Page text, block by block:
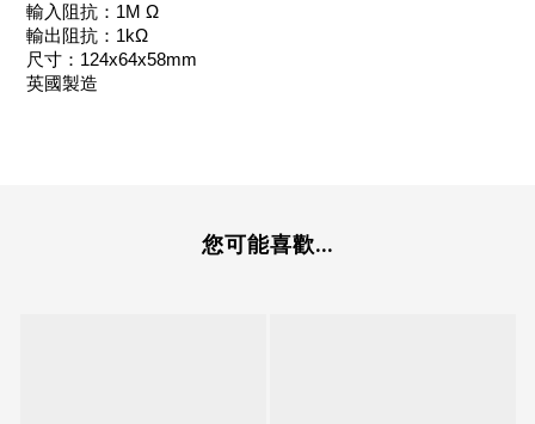
輸入阻抗：1M Ω
輸出阻抗：1kΩ
尺寸：124x64x58mm
英國製造
您可能喜歡...